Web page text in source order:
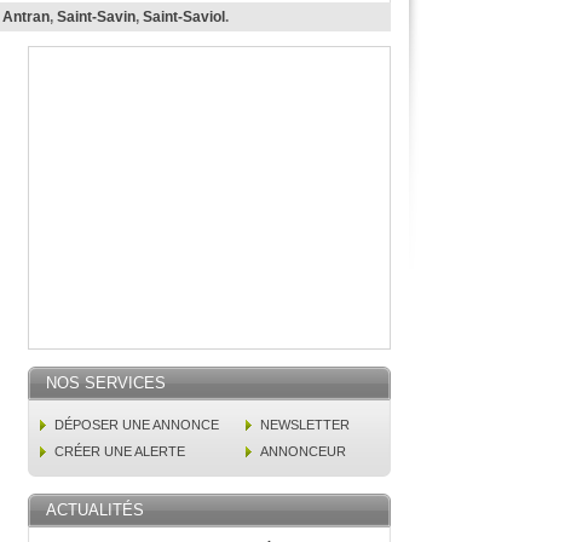
Antran, Saint-Savin, Saint-Saviol .
NOS SERVICES
DÉPOSER UNE ANNONCE
NEWSLETTER
CRÉER UNE ALERTE
ANNONCEUR
ACTUALITÉS